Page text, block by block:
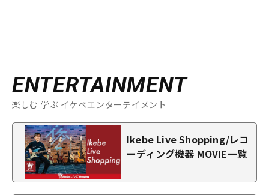
ENTERTAINMENT
楽しむ 学ぶ イケベエンターテイメント
Ikebe Live Shopping/レコ
ーディング機器 MOVIE一覧